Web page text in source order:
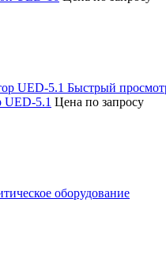
Быстрый
UED-5.1 Цена по запросу
оборудование